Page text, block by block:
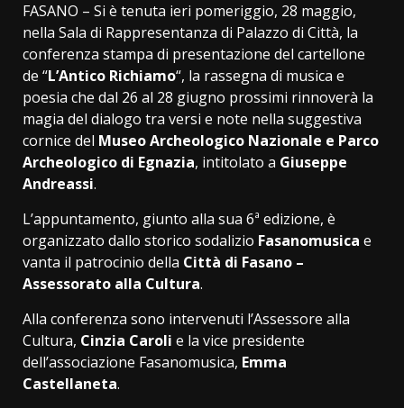
FASANO – Si è tenuta ieri pomeriggio, 28 maggio,
nella Sala di Rappresentanza di Palazzo di Città, la
conferenza stampa di presentazione del cartellone
de “L’Antico Richiamo“, la rassegna di musica e
poesia che dal 26 al 28 giugno prossimi rinnoverà la
magia del dialogo tra versi e note nella suggestiva
cornice del Museo Archeologico Nazionale e Parco
Archeologico di Egnazia, intitolato a Giuseppe
Andreassi.
L’appuntamento, giunto alla sua 6ª edizione, è
organizzato dallo storico sodalizio Fasanomusica e
vanta il patrocinio della Città di Fasano –
Assessorato alla Cultura.
Alla conferenza sono intervenuti l’Assessore alla
Cultura, Cinzia Caroli e la vice presidente
dell’associazione Fasanomusica, Emma
Castellaneta.